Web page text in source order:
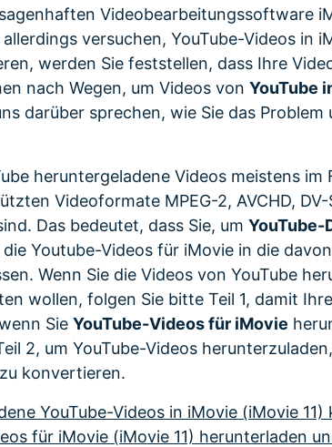
Videobearbeitungssoftware
versuchen, YouTube-Videos in
werden Sie feststellen, dass Ihre
nach Wegen, um Videos von YouTube
darüber sprechen, wie Sie das Problem
heruntergeladene Videos meistens im
Videoformate MPEG-2, AVCHD, DV-
Das bedeutet, dass Sie, um YouTube-
Youtube-Videos für iMovie in die
Wenn Sie die Videos von YouTube
wollen, folgen Sie bitte Teil 1, damit
Sie YouTube-Videos für iMovie
2, um YouTube-Videos
konvertieren.
YouTube-Videos in iMovie (iMovie
für iMovie (iMovie 11) herunterladen